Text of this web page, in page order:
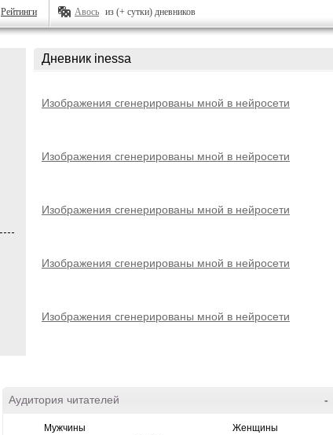
Рейтинги Авось из (+ сутки) дневников
Дневник inessa
Изображения сгенерированы мной в нейросети
Изображения сгенерированы мной в нейросети
Изображения сгенерированы мной в нейросети
Изображения сгенерированы мной в нейросети
Изображения сгенерированы мной в нейросети
-
Аудитория читателей
Мужчины
Женщины